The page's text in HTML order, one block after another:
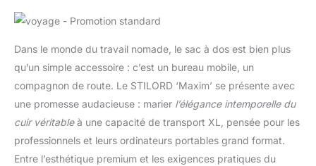
Dans le monde du travail nomade, le sac à dos est bien plus
qu’un simple accessoire : c’est un bureau mobile, un
compagnon de route. Le STILORD ‘Maxim’ se présente avec
une promesse audacieuse : marier l’élégance intemporelle du
cuir véritableà une capacité de transport XL, pensée pour les
professionnels et leurs ordinateurs portables grand format.
Entre l’esthétique premium et les exigences pratiques du